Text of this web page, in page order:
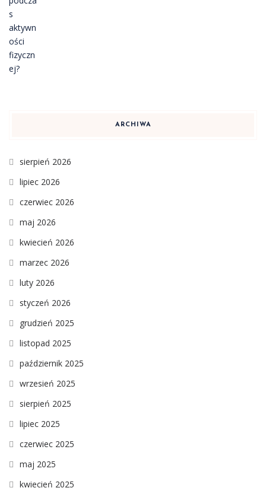
ARCHIWA
sierpień 2026
lipiec 2026
czerwiec 2026
maj 2026
kwiecień 2026
marzec 2026
luty 2026
styczeń 2026
grudzień 2025
listopad 2025
październik 2025
wrzesień 2025
sierpień 2025
lipiec 2025
czerwiec 2025
maj 2025
kwiecień 2025